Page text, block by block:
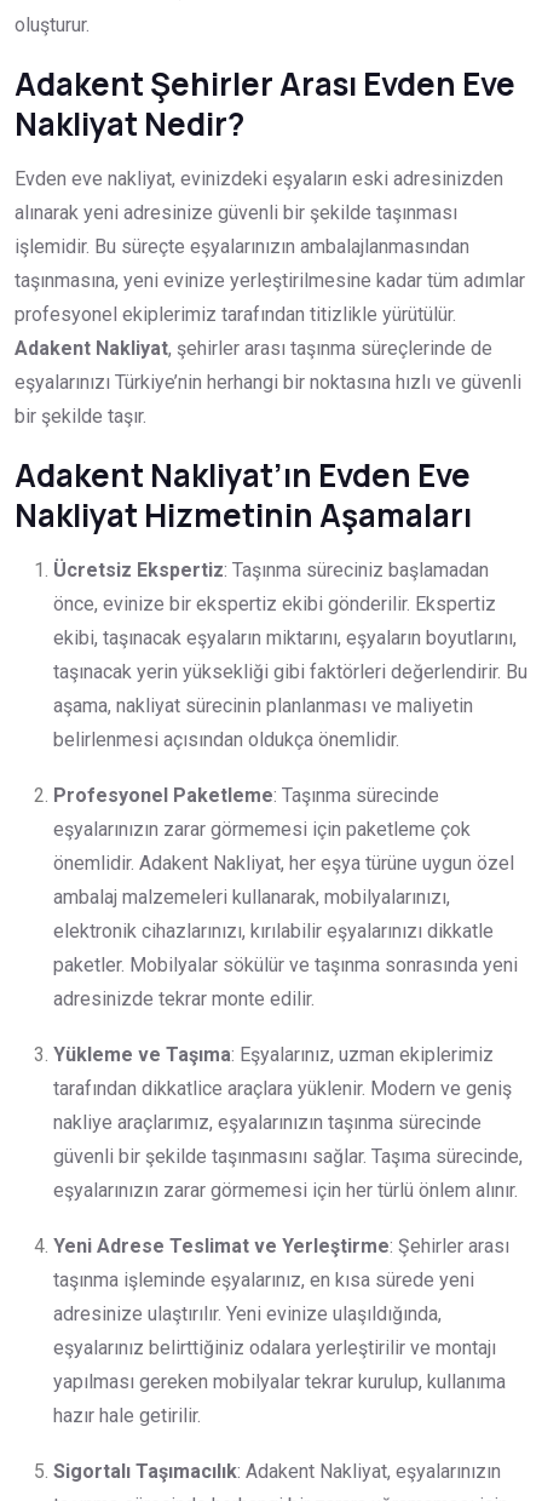
oluşturur.
Adakent Şehirler Arası Evden Eve
Nakliyat Nedir?
Evden eve nakliyat, evinizdeki eşyaların eski adresinizden
alınarak yeni adresinize güvenli bir şekilde taşınması
işlemidir. Bu süreçte eşyalarınızın ambalajlanmasından
taşınmasına, yeni evinize yerleştirilmesine kadar tüm adımlar
profesyonel ekiplerimiz tarafından titizlikle yürütülür.
Adakent Nakliyat, şehirler arası taşınma süreçlerinde de
eşyalarınızı Türkiye’nin herhangi bir noktasına hızlı ve güvenli
bir şekilde taşır.
Adakent Nakliyat’ın Evden Eve
Nakliyat Hizmetinin Aşamaları
Ücretsiz Ekspertiz: Taşınma süreciniz başlamadan
önce, evinize bir ekspertiz ekibi gönderilir. Ekspertiz
ekibi, taşınacak eşyaların miktarını, eşyaların boyutlarını,
taşınacak yerin yüksekliği gibi faktörleri değerlendirir. Bu
aşama, nakliyat sürecinin planlanması ve maliyetin
belirlenmesi açısından oldukça önemlidir.
Profesyonel Paketleme: Taşınma sürecinde
eşyalarınızın zarar görmemesi için paketleme çok
önemlidir. Adakent Nakliyat, her eşya türüne uygun özel
ambalaj malzemeleri kullanarak, mobilyalarınızı,
elektronik cihazlarınızı, kırılabilir eşyalarınızı dikkatle
paketler. Mobilyalar sökülür ve taşınma sonrasında yeni
adresinizde tekrar monte edilir.
Yükleme ve Taşıma: Eşyalarınız, uzman ekiplerimiz
tarafından dikkatlice araçlara yüklenir. Modern ve geniş
nakliye araçlarımız, eşyalarınızın taşınma sürecinde
güvenli bir şekilde taşınmasını sağlar. Taşıma sürecinde,
eşyalarınızın zarar görmemesi için her türlü önlem alınır.
Yeni Adrese Teslimat ve Yerleştirme: Şehirler arası
taşınma işleminde eşyalarınız, en kısa sürede yeni
adresinize ulaştırılır. Yeni evinize ulaşıldığında,
eşyalarınız belirttiğiniz odalara yerleştirilir ve montajı
yapılması gereken mobilyalar tekrar kurulup, kullanıma
hazır hale getirilir.
Sigortalı Taşımacılık: Adakent Nakliyat, eşyalarınızın